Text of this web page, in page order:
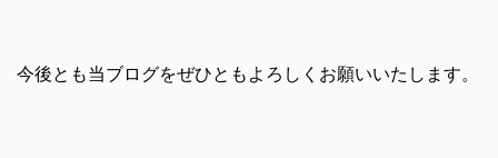
今後とも当ブログをぜひともよろしくお願いいたします。